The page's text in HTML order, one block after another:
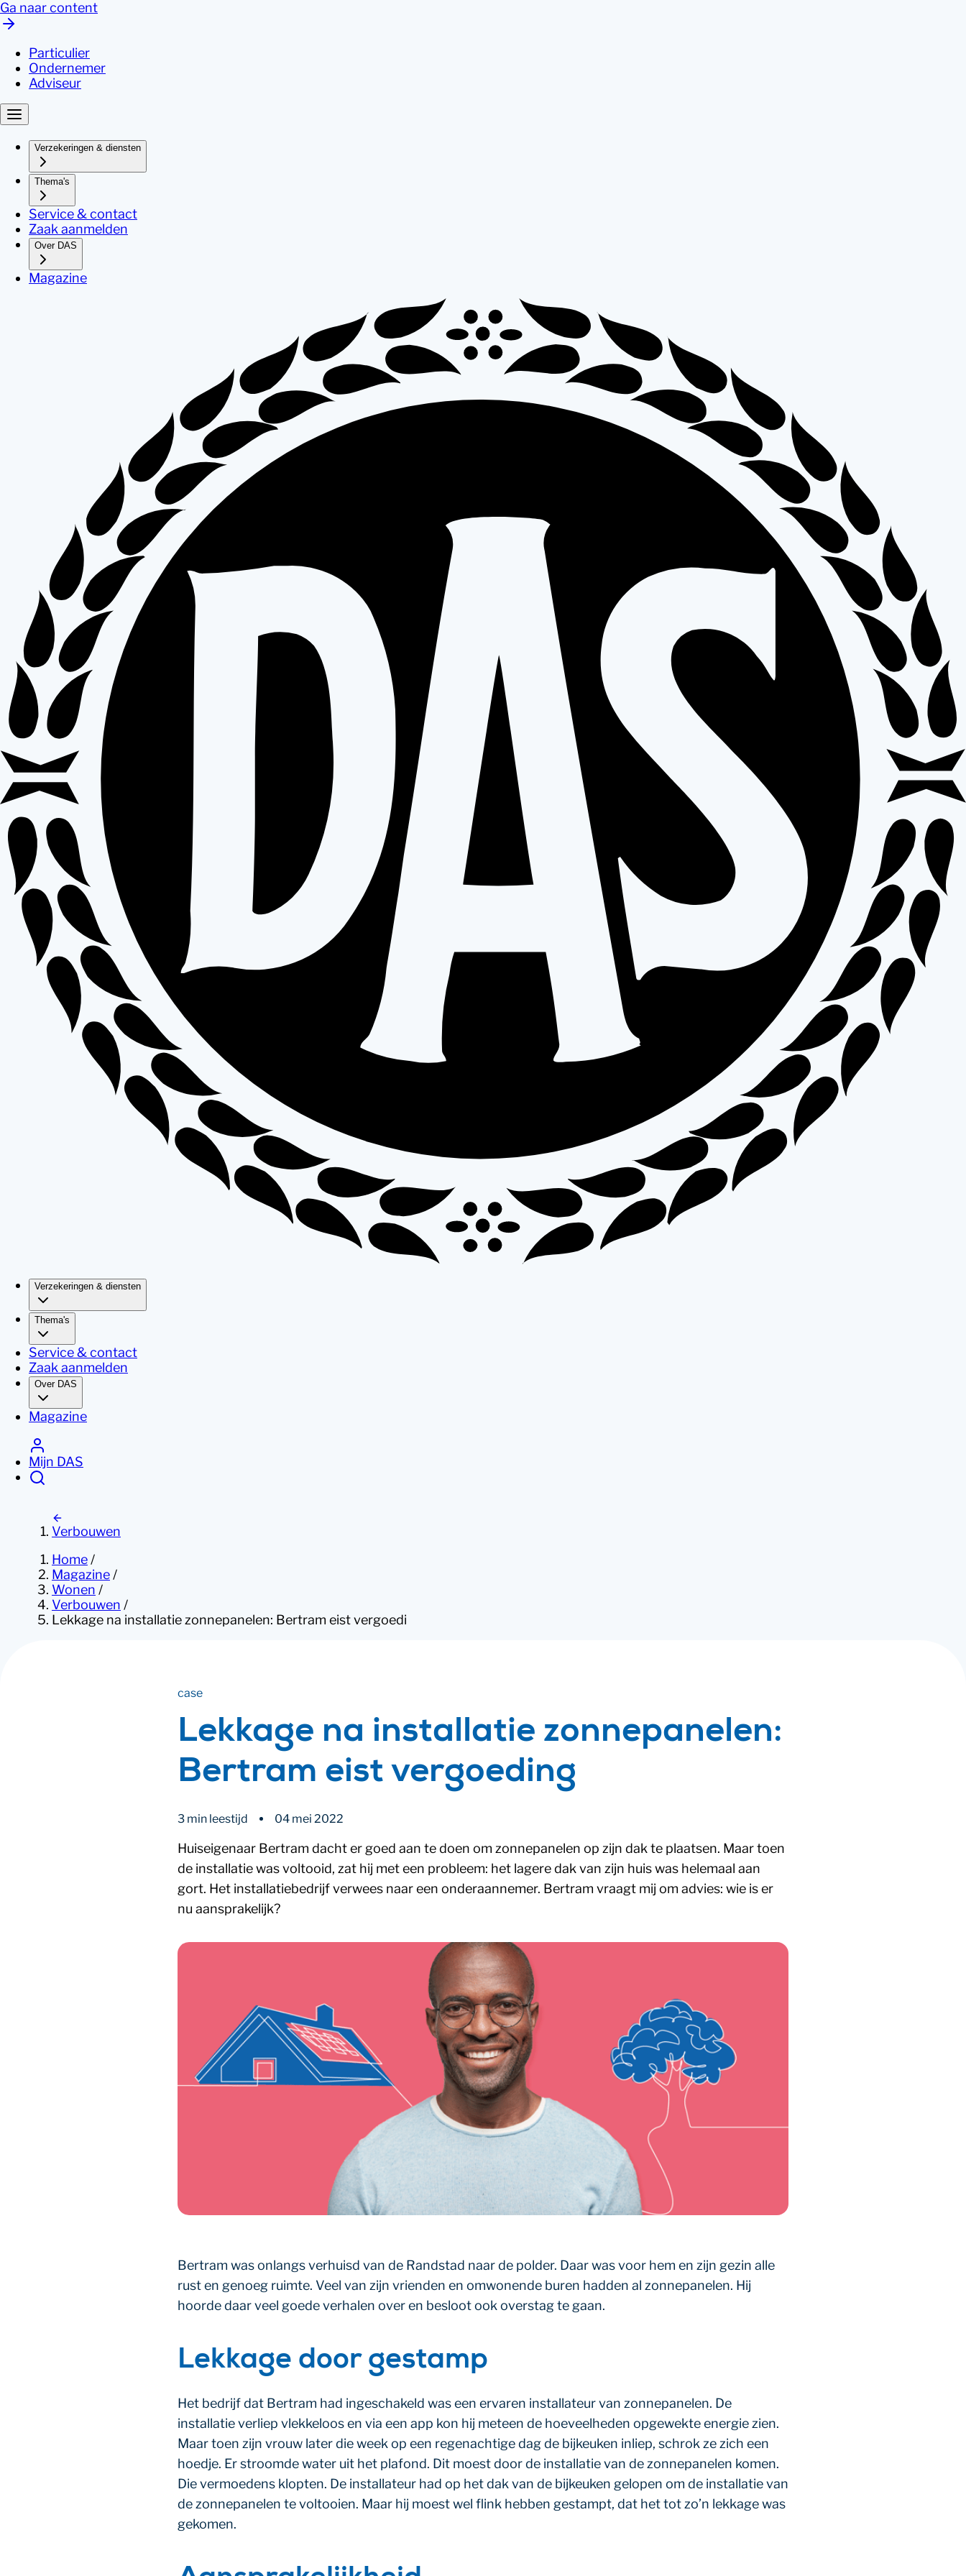
Ga naar content
Particulier
Ondernemer
Adviseur
Verzekeringen & diensten
Thema's
Service & contact
Zaak aanmelden
Over DAS
Magazine
Verzekeringen & diensten
Thema's
Service & contact
Zaak aanmelden
Over DAS
Magazine
Mijn DAS
Verbouwen
Home /
Magazine /
Wonen /
Verbouwen /
Lekkage na installatie zonnepanelen: Bertram eist vergoedi
case
Lekkage na installatie zonnepanelen:
Bertram eist vergoeding
3 min leestijd 04 mei 2022
Huiseigenaar Bertram dacht er goed aan te doen om zonnepanelen op zijn dak te plaatsen. Maar toen
de installatie was voltooid, zat hij met een probleem: het lagere dak van zijn huis was helemaal aan
gort. Het installatiebedrijf verwees naar een onderaannemer. Bertram vraagt mij om advies: wie is er
nu aansprakelijk?
Bertram was onlangs verhuisd van de Randstad naar de polder. Daar was voor hem en zijn gezin alle
rust en genoeg ruimte. Veel van zijn vrienden en omwonende buren hadden al zonnepanelen. Hij
hoorde daar veel goede verhalen over en besloot ook overstag te gaan.
Lekkage door gestamp
Het bedrijf dat Bertram had ingeschakeld was een ervaren installateur van zonnepanelen. De
installatie verliep vlekkeloos en via een app kon hij meteen de hoeveelheden opgewekte energie zien.
Maar toen zijn vrouw later die week op een regenachtige dag de bijkeuken inliep, schrok ze zich een
hoedje. Er stroomde water uit het plafond. Dit moest door de installatie van de zonnepanelen komen.
Die vermoedens klopten. De installateur had op het dak van de bijkeuken gelopen om de installatie van
de zonnepanelen te voltooien. Maar hij moest wel flink hebben gestampt, dat het tot zo’n lekkage was
gekomen.